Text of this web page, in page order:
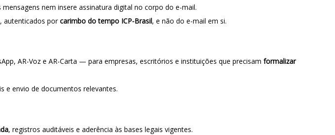
nem insere assinatura digital no corpo do e-mail.
, autenticados porcarimbo do tempo ICP-Brasil, e não do e-mail em si.
AR-Voz e AR-Carta — para empresas, escritórios e instituições que precisam formalizar
e envio de documentos relevantes.
, registros auditáveis e aderência às bases legais vigentes.